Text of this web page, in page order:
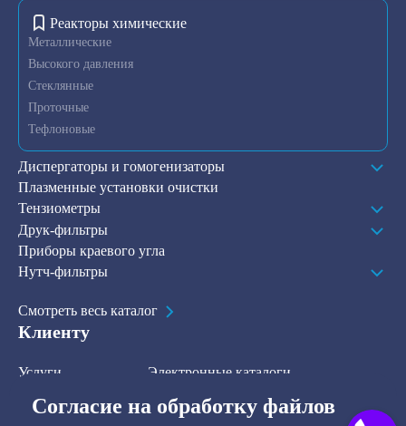
Согласие на обработку файлов
Реакторы химические
Металлические
Высокого давления
Стеклянные
Проточные
Тефлоновые
Диспергаторы и гомогенизаторы
Плазменные установки очистки
Тензиометры
Друк-фильтры
Приборы краевого угла
Нутч-фильтры
Смотреть весь каталог
Клиенту
Услуги
В наличии на складе
Электронные каталоги
Контакты